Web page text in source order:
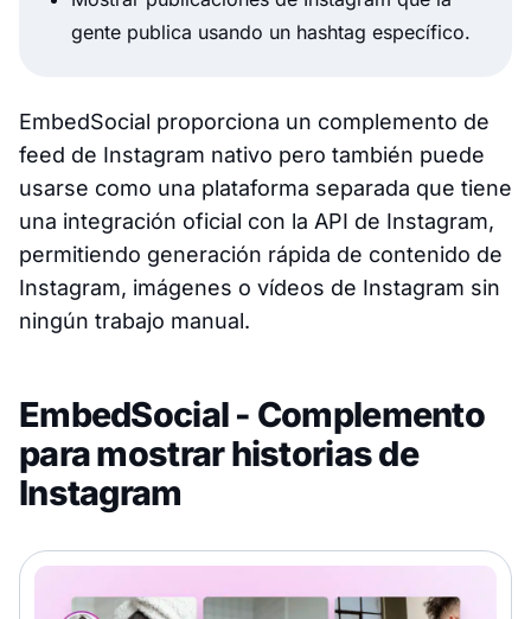
gente publica usando un hashtag específico.
EmbedSocial proporciona un complemento de
feed de Instagram nativo pero también puede
usarse como una plataforma separada que tiene
una integración oficial con la API de Instagram,
permitiendo generación rápida de contenido de
Instagram, imágenes o vídeos de Instagram sin
ningún trabajo manual.
EmbedSocial - Complemento
para mostrar historias de
Instagram